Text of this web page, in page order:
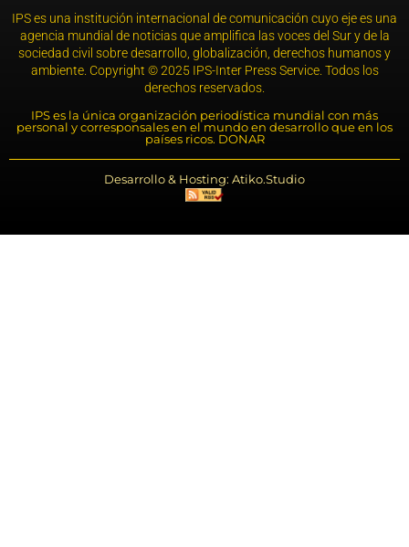
IPS es una institución internacional de comunicación cuyo eje es una
agencia mundial de noticias que amplifica las voces del Sur y de la
sociedad civil sobre desarrollo, globalización, derechos humanos y
ambiente. Copyright © 2025 IPS-Inter Press Service. Todos los
derechos reservados.
IPS es la única organización periodística mundial con más
personal y corresponsales en el mundo en desarrollo que en los
países ricos. DONAR
Desarrollo & Hosting: Atiko.Studio